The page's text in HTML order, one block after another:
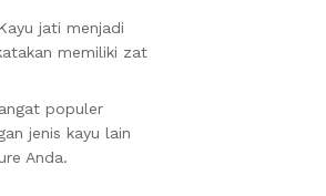
jati menjadi
memiliki zat
populer
jenis kayu lain
Anda.